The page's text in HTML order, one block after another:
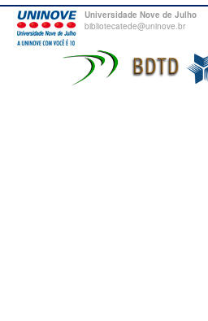
Universidade Nove de Julho
bibliotecatede@uninove.br